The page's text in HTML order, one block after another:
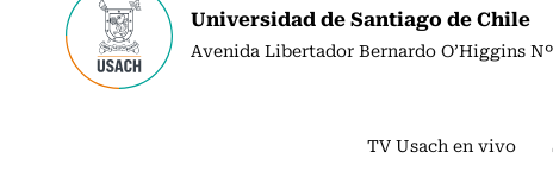
Universidad de Santiago de Chile
Avenida Libertador Bernardo O’Higgins
TV Usach en vivo